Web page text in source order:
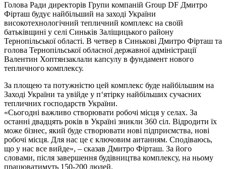
Голова Ради директорів Групи компаній Group DF Дмитро
Фірташ будує найбільший на заході України
високотехнологічний тепличний комплекс на своїй
батьківщині у селі Синьків Заліщицького району
Тернопільської області. В четвер в Синькові Дмитро Фірташ та
голова Тернопільської обласної державної адміністрації
Валентин Хоптянзаклали капсулу в фундамент нового
тепличного комплексу.
За площею та потужністю цей комплекс буде найбільшим на
Заході України та увійде у п‘ятірку найбільших сучасних
тепличних господарств України.
«Сьогодні важливо створювати робочі місця у селах. За
останні двадцять років в Україні зникли 360 сіл. Відродити їх
може бізнес, який буде створювати нові підприємства, нові
робочі місця. Для нас це є ключовим аитанням. Сподіваюсь,
що у нас все вийде», – сказав Дмитро Фірташ. За його
словами, після завершення будівництва комплексу, на ньому
працюватимуть 150-200 людей.